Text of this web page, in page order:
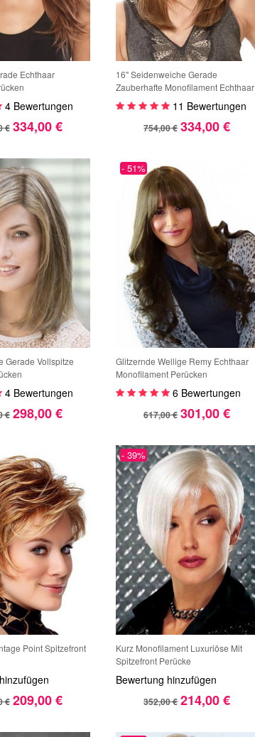
Echthaar
4 Bewertungen
€ 334,00 €
16" Seidenweiche Gerade
Zauberhafte Monofilament Echthaar
Perücken
11 Bewertungen
754,00 € 334,00 €
Gerade Vollspitze
4 Bewertungen
€ 298,00 €
Glitzernde Wellige Remy Echthaar
Monofilament Perücken
6 Bewertungen
617,00 € 301,00 €
- 51%
Point Spitzefront
€ 209,00 €
Kurz Monofilament Luxuriöse Mit
Spitzefront Perücke
Bewertung hinzufügen
352,00 € 214,00 €
- 39%